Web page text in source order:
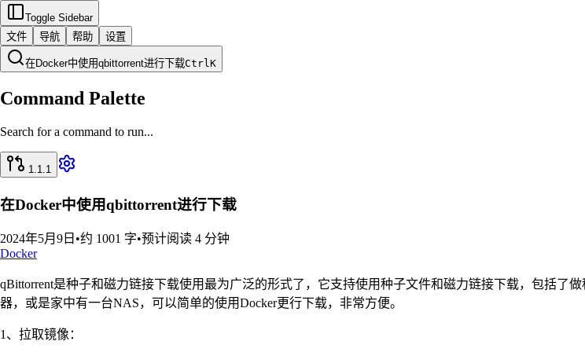
Toggle Sidebar
文件
导航 帮助 设置
在Docker中使用qbittorrent进行下载CtrlK
Command Palette
Search for a command to run...
1.1.1
在Docker中使用qbittorrent进行下载
2024年5月9日 •约 1001 字•预计阅读 4 分钟
Docker
qBittorrent是种子和磁力链接下载使用最为广泛的形式了，它支持使用种子文件和磁力链接下载，包括了
器，或是家中有一台NAS，可以简单的使用Docker更行下载，非常方便。
1、拉取镜像：